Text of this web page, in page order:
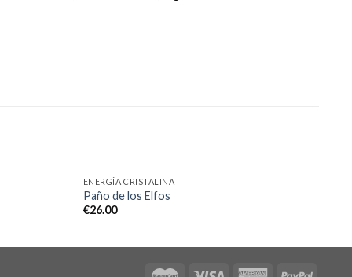
ENERGÍA CRISTALINA
Paño de los Elfos
€26.00